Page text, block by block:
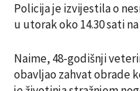
Policija je izvijestila o
u utorak oko 14.30 sati
Naime, 48-godišnji
obavljao zahvat obrade